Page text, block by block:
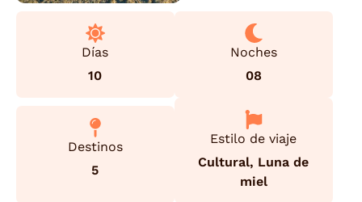
Días
10
Noches
08
Destinos
5
Estilo de viaje
Cultural, Luna de
miel